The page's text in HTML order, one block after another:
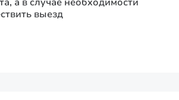
выезд